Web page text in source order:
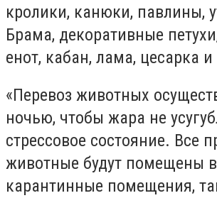
кролики, канюки, павлины,
Брама, декоративные
енот, кабан, лама, цесарка
«Перевоз животных
ночью, чтобы жара не
стрессовое состояние. Все
животные будут помещены в
карантинные помещения,